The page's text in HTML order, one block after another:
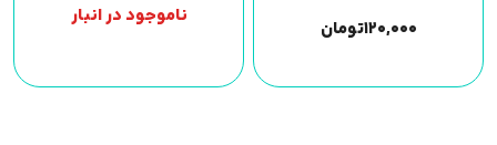
۱۲۰,۰۰۰تومان ناموجود در انبار